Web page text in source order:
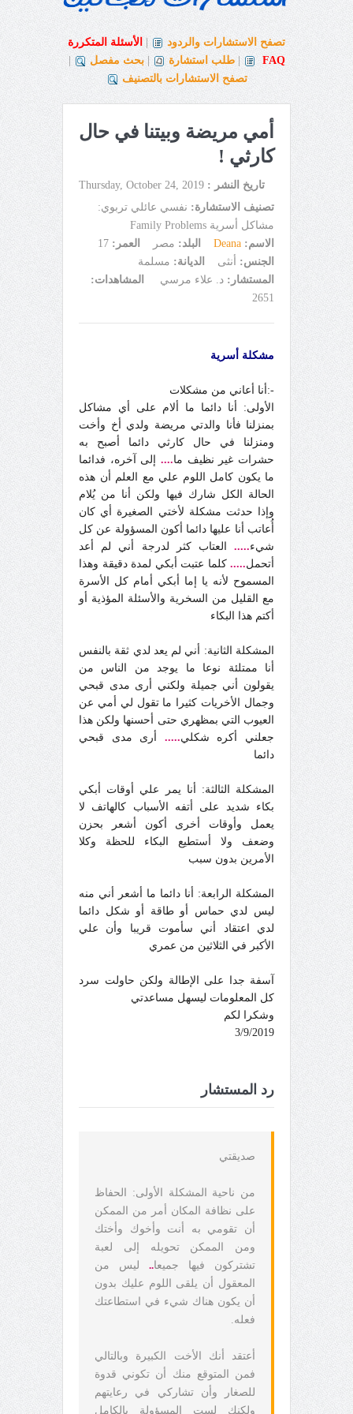
تصفح الاستشارات والردود
الأسئلة المتكررة
FAQ
طلب استشارة بحث مفصل
تصفح الاستشارات بالتصنيف
أمي مريضة وبيتنا في حال
كارثي !
تاريخ النشر : Thursday, October 24, 2019
تصنيف الاستشارة: نفسي عائلي تربوي:
مشاكل أسرية Family Problems
الاسم: Deana البلد: مصر العمر: 17
الجنس:
أنثى الديانة: مسلمة
المستشار: د. علاء مرسي
المشاهدات:
2651
مشكلة أسرية
-: أنا أعاني من مشكلات
الأولى: أنا دائما ما ألام على أي مشاكل
بمنزلنا فأنا والدتي مريضة ولدي أخ وأخت
ومنزلنا في حال كارثي دائما أصبح به
حشرات غير نظيف ما.... إلى آخره، فدائما
ما يكون كامل اللوم علي مع العلم أن هذه
الحالة الكل شارك فيها ولكن أنا من يُلام
وإذا حدثت مشكلة لأختي الصغيرة أي كان
أُعاتب أنا عليها دائما أكون المسؤولة عن كل
شيء..... العتاب كثر لدرجة أني لم أعد
أتحمل..... كلما عتبت أبكي لمدة دقيقة وهذا
المسموح لأنه يا إما أبكي أمام كل الأسرة
مع القليل من السخرية والأسئلة المؤذية أو
أكتم هذا البكاء
المشكلة الثانية: أني لم يعد لدي ثقة بالنفس
أنا ممتلئة نوعا ما يوجد من الناس من
يقولون أني جميلة ولكني أرى مدى قبحي
وجمال الأخريات كثيرا ما تقول لي أمي عن
العيوب التي بمظهري حتى أحسنها ولكن هذا
جعلني أكره شكلي..... أرى مدى قبحي
دائما
المشكلة الثالثة: أنا يمر علي أوقات أبكي
بكاء شديد على أتفه الأسباب كالهاتف لا
يعمل وأوقات أخرى أكون أشعر بحزن
وضعف ولا أستطيع البكاء للحظة وكلا
الأمرين بدون سبب
المشكلة الرابعة: أنا دائما ما أشعر أني منه
ليس لدي حماس أو طاقة أو شكل دائما
لدي اعتقاد أني سأموت قريبا وأن علي
الأكبر في الثلاثين من عمري
آسفة جدا على الإطالة ولكن حاولت سرد
كل المعلومات ليسهل مساعدتي
وشكرا لكم
3/9/2019
رد المستشار
صديقتي
من ناحية المشكلة الأولى: الحفاظ
على نظافة المكان أمر من الممكن
أن تقومي به أنت وأخوك وأختك
ومن الممكن تحويله إلى لعبة
تشتركون فيها جميعا.. ليس من
المعقول أن يلقى اللوم عليك بدون
أن يكون هناك شيء في استطاعتك
فعله.
أعتقد أنك الأخت الكبيرة وبالتالي
فمن المتوقع منك أن تكوني قدوة
للصغار وأن تشاركي في رعايتهم
ولكنك لست المسؤولة بالكامل